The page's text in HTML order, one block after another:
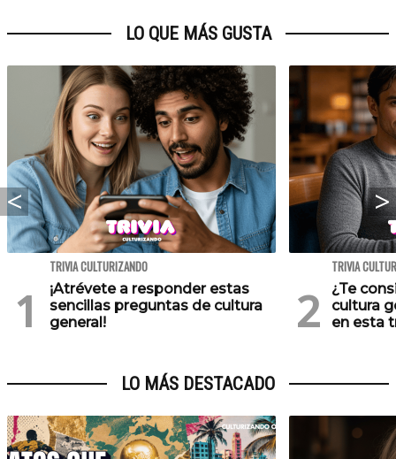
LO QUE MÁS GUSTA
TRIVIA CULTURIZANDO
¡Atrévete a responder estas
sencillas preguntas de cultura
general!
TRIVIA
¿Te
cultura
en esta
LO MÁS DESTACADO